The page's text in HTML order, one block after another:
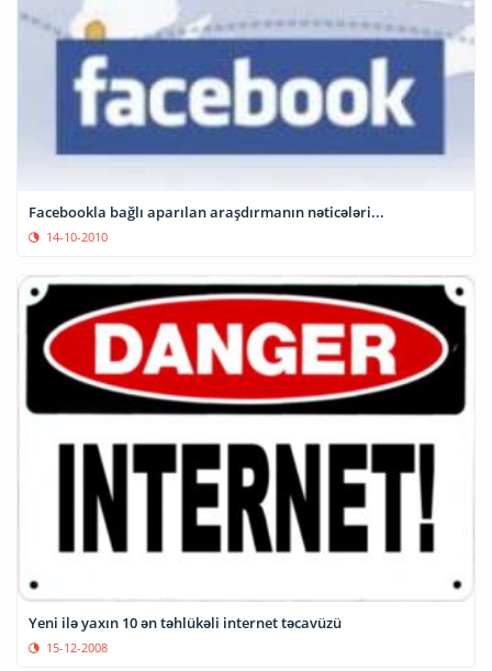
Facebookla bağlı aparılan araşdırmanın nəticələri...
14-10-2010
Yeni ilə yaxın 10 ən təhlükəli internet təcavüzü
15-12-2008